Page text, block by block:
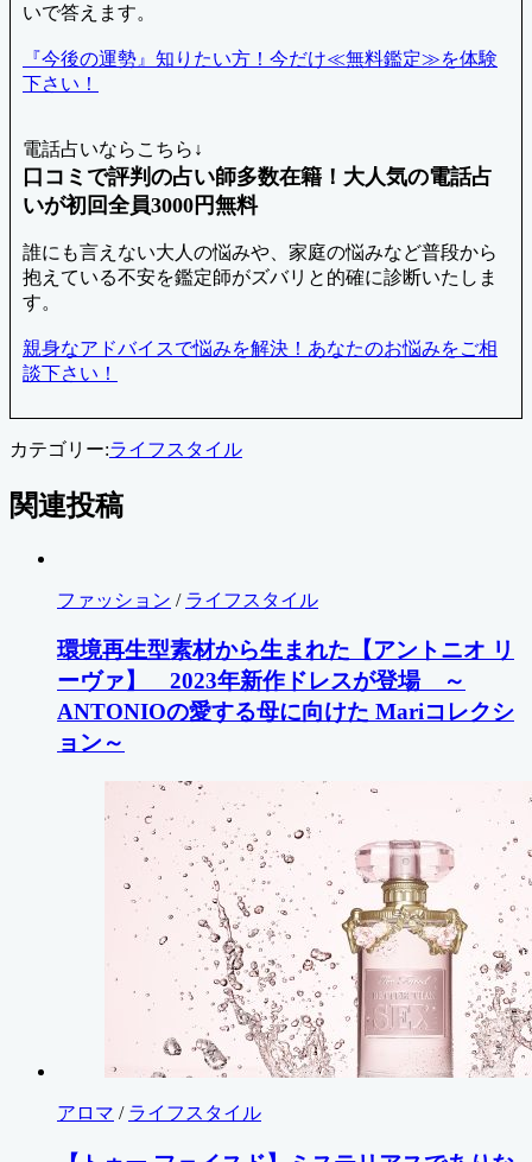
いで答えます。
『今後の運勢』知りたい方！今だけ≪無料鑑定≫を体験
下さい！
電話占いならこちら↓
口コミで評判の占い師多数在籍！大人気の電話占
いが初回全員3000円無料
誰にも言えない大人の悩みや、家庭の悩みなど普段から
抱えている不安を鑑定師がズバリと的確に診断いたしま
す。
親身なアドバイスで悩みを解決！あなたのお悩みをご相
談下さい！
カテゴリー:ライフスタイル
関連投稿
ファッション / ライフスタイル
環境再生型素材から生まれた【アントニオ リ
ーヴァ】 2023年新作ドレスが登場 ～
ANTONIOの愛する母に向けた Mariコレクシ
ョン～
アロマ / ライフスタイル